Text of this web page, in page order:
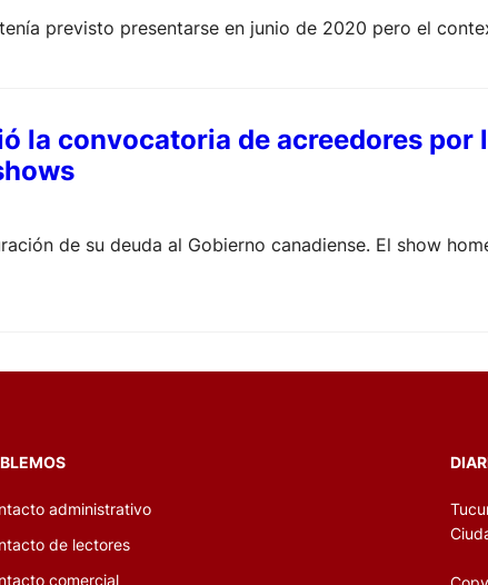
previsto presentarse en junio de 2020 pero el
la convocatoria de acreedores por
de su deuda al Gobierno canadiense. El show
administrativo
de lectores
comercial